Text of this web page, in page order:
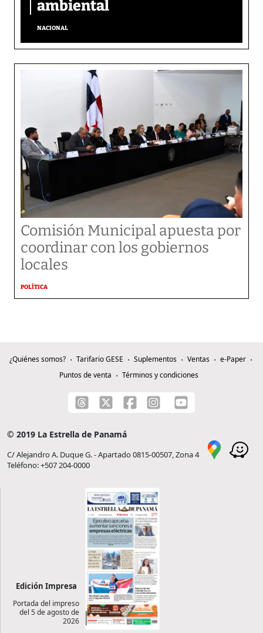
ambiental
NACIONAL
Comisión Municipal apuesta por
coordinar con los gobiernos
locales
POLÍTICA
¿Quiénes somos? Tarifario GESE Suplementos Ventas
e-Paper
Puntos de venta
Términos y condiciones
© 2019 La Estrella de Panamá
C/ Alejandro A. Duque G. - Apartado 0815-00507, Zona 4
Teléfono: +507 204-0000
Edición Impresa
Portada del impreso
del 5 de agosto de
2026